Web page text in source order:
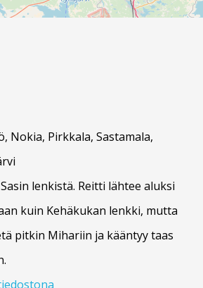
Nokia, Pirkkala, Sastamala,
lenkistä. Reitti lähtee aluksi
kuin Kehäkukan lenkki, mutta
pitkin Mihariin ja kääntyy taas